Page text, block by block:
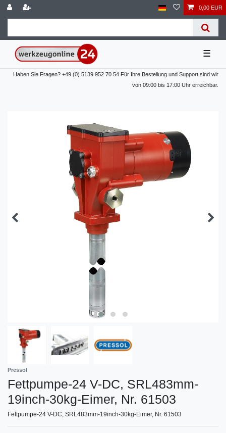
0,00 EUR
☰
Haben Sie Fragen? +49 (0) 5139 952 70 54 Für Ihre Bestellung und Support sind wir
von 09:00 bis 17:00 Uhr erreichbar.
Pressol
Fettpumpe-24 V-DC, SRL483mm-
19inch-30kg-Eimer, Nr. 61503
Fettpumpe-24 V-DC, SRL483mm-19inch-30kg-Eimer, Nr. 61503